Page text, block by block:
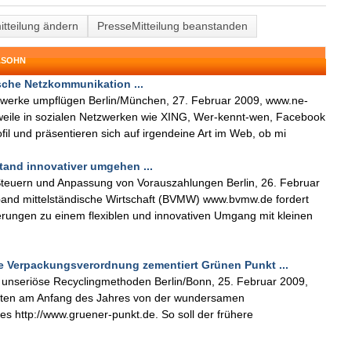
ändern PresseMitteilung beanstanden
Netzkommunikation ...
umpflügen Berlin/München, 27. Februar 2009, www.ne-
in sozialen Netzwerken wie XING, Wer-kennt-wen, Facebook
und präsentieren sich auf irgendeine Art im Web, ob mi
innovativer umgehen ...
und Anpassung von Vorauszahlungen Berlin, 26. Februar
mittelständische Wirtschaft (BVMW) www.bvmw.de fordert
zu einem flexiblen und innovativen Umgang mit kleinen
zementiert Grünen Punkt ...
Recyclingmethoden Berlin/Bonn, 25. Februar 2009,
am Anfang des Jahres von der wundersamen
http://www.gruener-punkt.de. So soll der frühere